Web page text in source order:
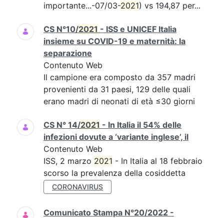
importante...-07/03-2021) vs 194,87 per...
CS N°10/2021 - ISS e UNICEF Italia
insieme su COVID-19 e maternità: la
separazione
Contenuto Web
Il campione era composto da 357 madri
provenienti da 31 paesi, 129 delle quali
erano madri di neonati di età ≤30 giorni
CS N° 14/2021 - In Italia il 54% delle
infezioni dovute a ‘variante inglese’, il
Contenuto Web
ISS, 2 marzo 2021 - In Italia al 18 febbraio
scorso la prevalenza della cosiddetta
CORONAVIRUS
Comunicato Stampa N°20/2022 -